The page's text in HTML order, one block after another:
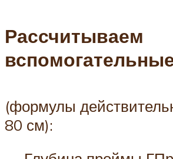
Рассчитываем
(формулы
80 см):